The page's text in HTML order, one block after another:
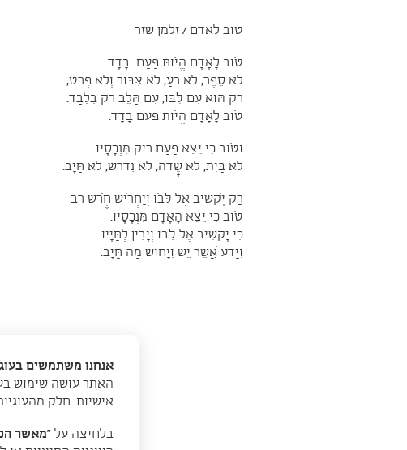
טוב לאדם / זלמן שזר
טֹוב לָאָדָם הֱיֹותּ פַעַם בָדָד.
לא סֵפֶר, לא רעַ, לא צִּבּור וְלא פְרט,
רק הּוא עִם לִּבּו, עִם הַּלֵב רק בִלְבַד.
טֹוב לָאָדָם הֱיֹות פַעַם בָדָד.
וטֹוב כִי יֵצֵא פַעַם ריק מִּנְכָסָיו.
לא בַּיִת, לא שֶָדה, לא נִדרש, לא חַּיָב.
רַק יָקׁשִיב אֶל לִּבֹו וְיַחְִריׁש חֶֶרׁש רב
טֹוב כִי יֵצֵא הָאָדָם מִּנְכָסָיו.
כִי יָקׁשִיב אֶל לִּבֹו וְיָבִין לְחַּיָיו
וְיַדע אֲׁשֶר יֵש וְיָחוש מַה חַּיָב.
אנחנו משתמשים
האתר עושה שימוש
אישיות. חלק
בלחיצה על “מאשר